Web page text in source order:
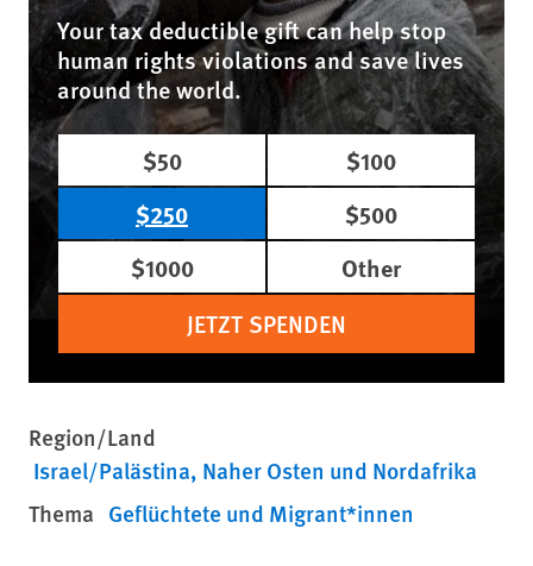
Your tax deductible gift can help stop
human rights violations and save lives
around the world.
$50
$100
$250
$500
$1000
Other
JETZT SPENDEN
Region/Land
Israel/Palästina Naher Osten und Nordafrika
Thema Geflüchtete und Migrant*innen